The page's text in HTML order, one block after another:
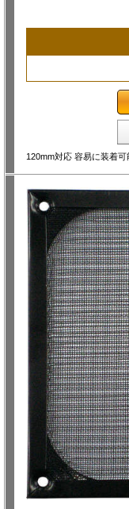
120mm対応 容易に装着